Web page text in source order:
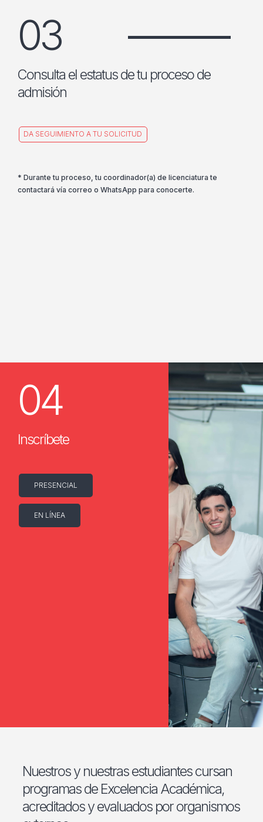
03
Consulta el estatus de tu proceso de
admisión
DA SEGUIMIENTO A TU SOLICITUD
* Durante tu proceso, tu coordinador(a) de licenciatura te
contactará vía correo o WhatsApp para conocerte.
04
Inscríbete
PRESENCIAL
EN LÍNEA
Nuestros y nuestras estudiantes cursan
programas de Excelencia Académica,
acreditados y evaluados por organismos